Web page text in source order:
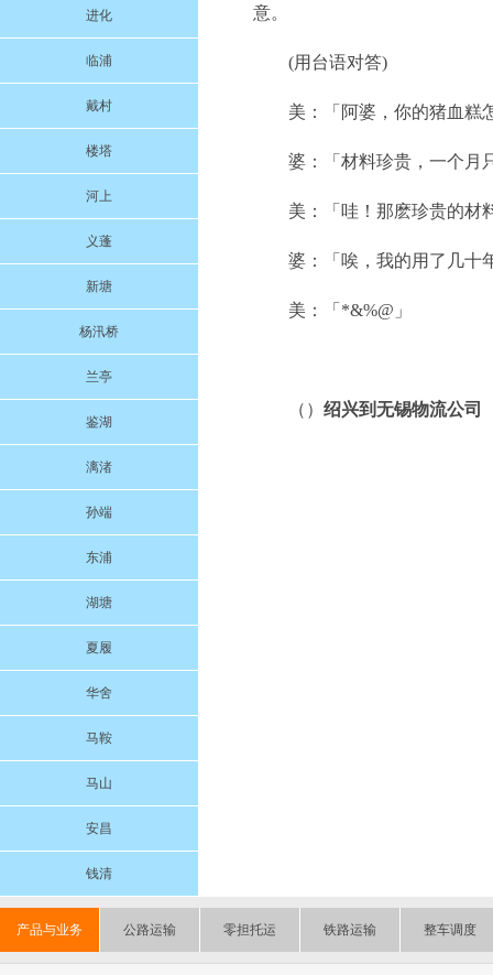
进化
临浦
戴村
楼塔
河上
义蓬
新塘
杨汛桥
兰亭
鉴湖
漓渚
孙端
东浦
湖塘
夏履
华舍
马鞍
马山
安昌
钱清
意。
(用台语对答)
美：「阿婆，你的猪血糕
婆：「材料珍贵，一个月
美：「哇！那麽珍贵的材
婆：「唉，我的用了几十
美：「*&%@」
（） 绍兴到无锡物流公司
产品与业务 公路运输 零担托运 铁路运输 整车调度